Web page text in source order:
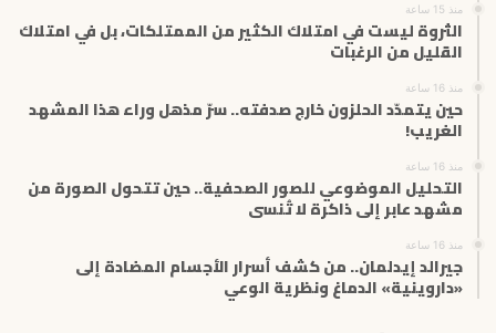
ر
ي
منذ 15 ساعة
الثروة ليست في امتلاك الكثير من الممتلكات، بل في امتلاك
القليل من الرغبات
منذ 16 ساعة
حين يتمدّد الحلزون خارج صدفته.. سرّ مذهل وراء هذا المشهد
الغريب!
منذ 16 ساعة
التحليل الموضوعي للصور الصحفية.. حين تتحول الصورة من
مشهد عابر إلى ذاكرة لا تُنسى
منذ 16 ساعة
جيرالد إيدلمان.. من كشف أسرار الأجسام المضادة إلى
«داروينية» الدماغ ونظرية الوعي